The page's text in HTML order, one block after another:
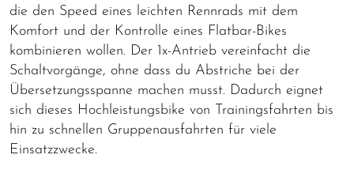
die den Speed eines leichten Rennrads mit dem
Komfort und der Kontrolle eines Flatbar-Bikes
kombinieren wollen. Der 1x-Antrieb vereinfacht die
Schaltvorgänge, ohne dass du Abstriche bei der
Übersetzungsspanne machen musst. Dadurch eignet
sich dieses Hochleistungsbike von Trainingsfahrten bis
hin zu schnellen Gruppenausfahrten für viele
Einsatzzwecke.